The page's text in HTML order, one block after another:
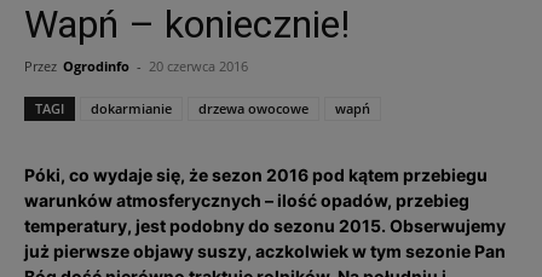
Wapń – koniecznie!
Przez Ogrodinfo - 20 czerwca 2016
TAGI dokarmianie drzewa owocowe wapń
Póki, co wydaje się, że sezon 2016 pod kątem przebiegu
warunków atmosferycznych – ilość opadów, przebieg
temperatury, jest podobny do sezonu 2015. Obserwujemy
już pierwsze objawy suszy, aczkolwiek w tym sezonie Pan